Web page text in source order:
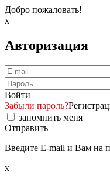
Добро пожаловать!
x
Авторизация
Войти
Забыли пароль?
запомнить меня
Отправить
Введите E-mail и Вам на
x